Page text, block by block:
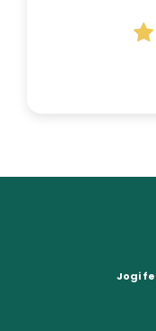
Jogi